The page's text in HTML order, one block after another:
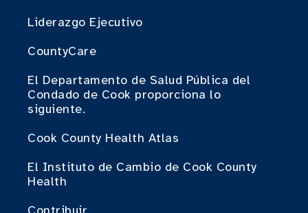
Liderazgo Ejecutivo
CountyCare
El Departamento de Salud Pública del
Condado de Cook proporciona lo
siguiente.
Cook County Health Atlas
El Instituto de Cambio de Cook County
Health